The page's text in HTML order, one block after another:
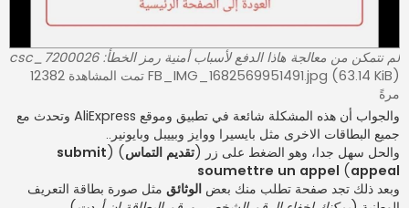
لم نتمكن من معالجة هاذا الدفع لأسباب أمنية رمز الخطأ: csc_7200026
FB_IMG_1682569951491.jpg (63.14 KiB) تمت المشاهدة 12382
مرةً
والجواب أن هذه المشكلة شائعة في تطبيق وموقع AliExpress وتحدث مع
جميع البطاقات الاخرى مثل بايسيرا ووايز وبييبل وبايونير..
والحل سهل جدا، وهو الضغط على زر (تقديم التماس) (
submit
appeal
)
soumettre un appel
وبعد ذلك تجد صفحة تطلب منك بعض الوثائق مثل صورة بطاقة التعريف